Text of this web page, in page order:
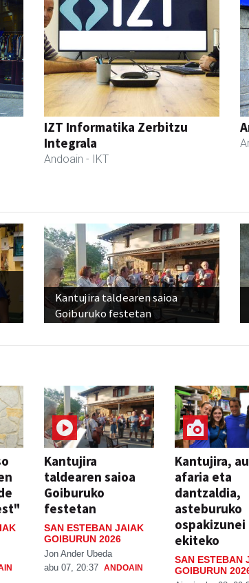
IZT Informatika Zerbitzu
Integrala
Andoain - IKT
Kantujira taldearen saioa
Goiburuko festetan
Kantujira
taldearen saioa
Goiburuko
festetan
SAN ESTEBAN JAIAK
GOIBURUN 2026
Jon Ander Ubeda
abu 07, 20:37 ANDOAIN
Kantujira,
afaria eta
dantzaldia,
asteburuko
ospakizunei
ekiteko
SAN ESTEBAN
GOIBURUN